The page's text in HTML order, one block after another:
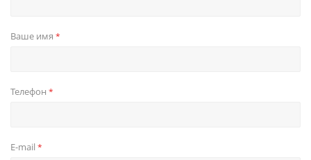
Ваше имя *
Телефон *
E-mail *